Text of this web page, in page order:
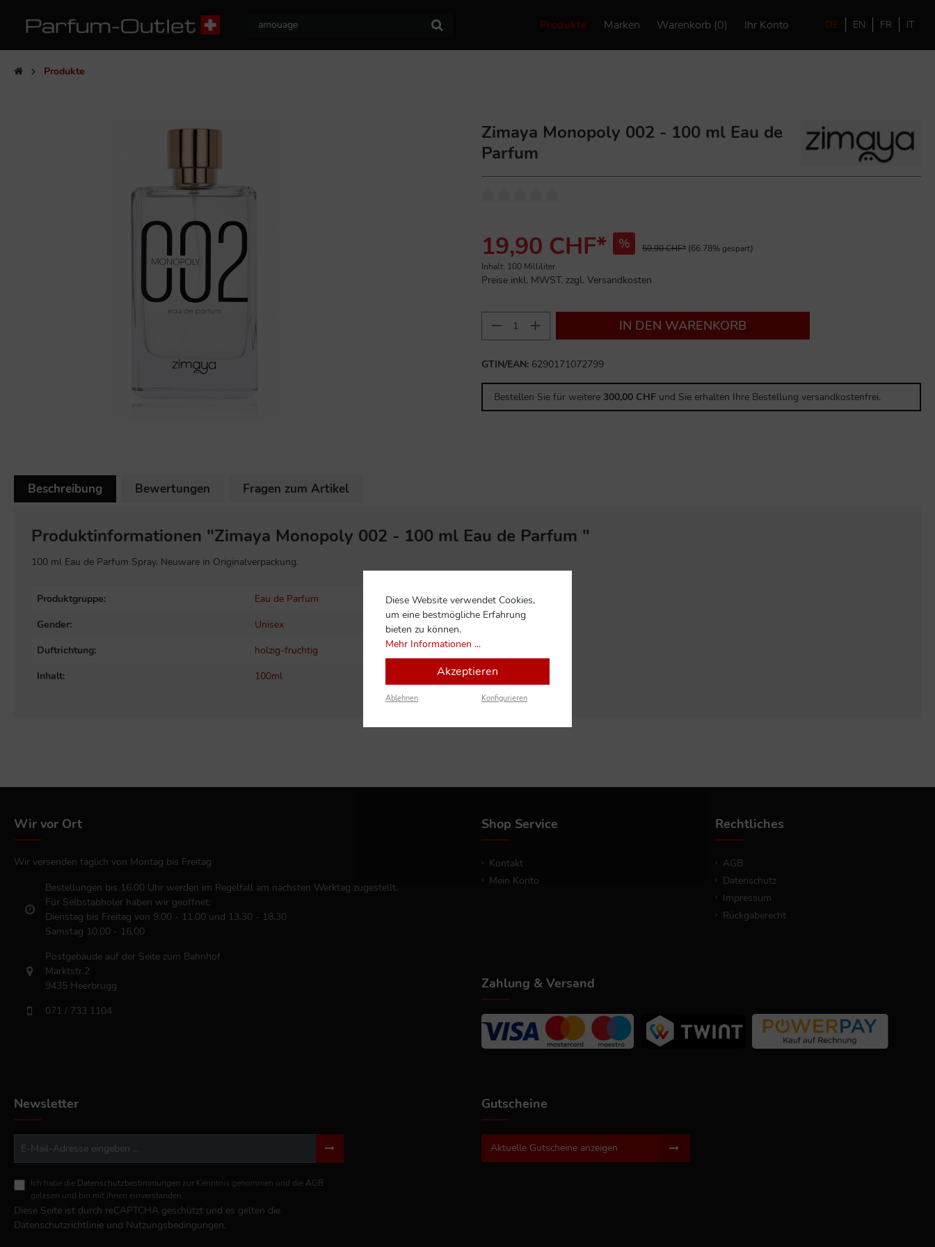
Produkte Marken Warenkorb (0) Ihr Konto DE EN FR IT
Produkte
Zimaya Monopoly 002 - 100 ml Eau de
Parfum
19,90 CHF* % 59,90 CHF* (66.78% gespart)
Inhalt: 100 Milliliter
Preise inkl. MWST. zzgl. Versandkosten
IN DEN WARENKORB
GTIN/EAN: 6290171072799
Bestellen Sie für weitere 300,00 CHF und Sie erhalten Ihre Bestellung versandkostenfrei.
Beschreibung Bewertungen Fragen zum Artikel
Produktinformationen "Zimaya Monopoly 002 - 100 ml Eau de Parfum "
100 ml Eau de Parfum Spray. Neuware in Originalverpackung.
Produktgruppe:
Eau de Parfum
Gender:
Unisex
Duftrichtung:
holzig-fruchtig
Inhalt:
100ml
Wir vor Ort
Wir versenden täglich von Montag bis Freitag
Bestellungen bis 16.00 Uhr werden im Regelfall am nächsten Werktag zugestellt.
Für Selbstabholer haben wir geöffnet:
Dienstag bis Freitag von 9.00 - 11.00 und 13.30 - 18.30
Samstag 10.00 - 16.00
Postgebäude auf der Seite zum Bahnhof
Marktstr.2
9435 Heerbrugg
071 / 733 1104
Shop Service
Kontakt
Mein Konto
Rechtliches
AGB
Datenschutz
Impressum
Rückgaberecht
Zahlung & Versand
Newsletter
Ich habe die Datenschutzbestimmungen zur Kenntnis genommen und die AGB
gelesen und bin mit ihnen einverstanden.
Diese Seite ist durch reCAPTCHA geschützt und es gelten die
Datenschutzrichtlinie und Nutzungsbedingungen.
Gutscheine
Aktuelle Gutscheine anzeigen
Diese Website verwendet Cookies,
um eine bestmögliche Erfahrung
bieten zu können.
Mehr Informationen ...
Akzeptieren
Ablehnen Konfigurieren